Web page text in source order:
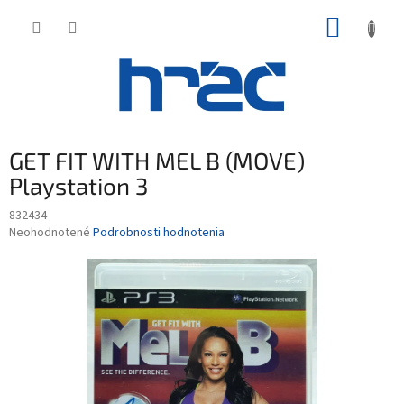
GET FIT WITH MEL B (MOVE)
Playstation 3
832434
Priemerné
Neohodnotené Podrobnosti hodnotenia